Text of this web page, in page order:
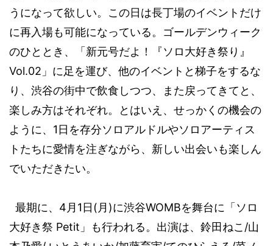
うになって欲しい。この日は長丁場のイベントだけ
に再入場も可能になっている。ゴールデンウィーク
のひととき、「新元号だよ！『ソロ大好き祭り』
Vol.02 」に足を運び、他のイベントと梯子をするな
り、渋谷の街中で飲食しつつ、また戻ってきてと、
楽しみ方はそれぞれ。とはいえ、せっかくの機会の
ように、 1 日を存分ソロアルドルやソロアーティス
トたちに愛情を注ぎながら、 新しい出会いも楽しん
でいただきたい。
最期に、 4 月 1 日 ( 月 )に渋谷WOMBを舞台に「ソロ
大好き祭 Petit 」も行われる。出演は、鈴田ねこ /山